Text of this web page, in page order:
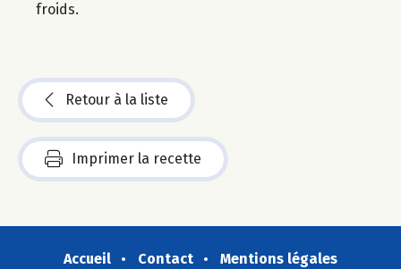
froids.
Retour à la liste
Imprimer la recette
Accueil Contact
Mentions légales